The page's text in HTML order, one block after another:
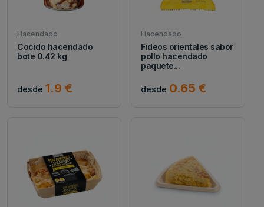
Hacendado
Cocido hacendado
bote 0.42 kg
desde 1.9 €
Hacendado
Fideos orientales sabor
pollo hacendado
paquete...
desde 0.65 €